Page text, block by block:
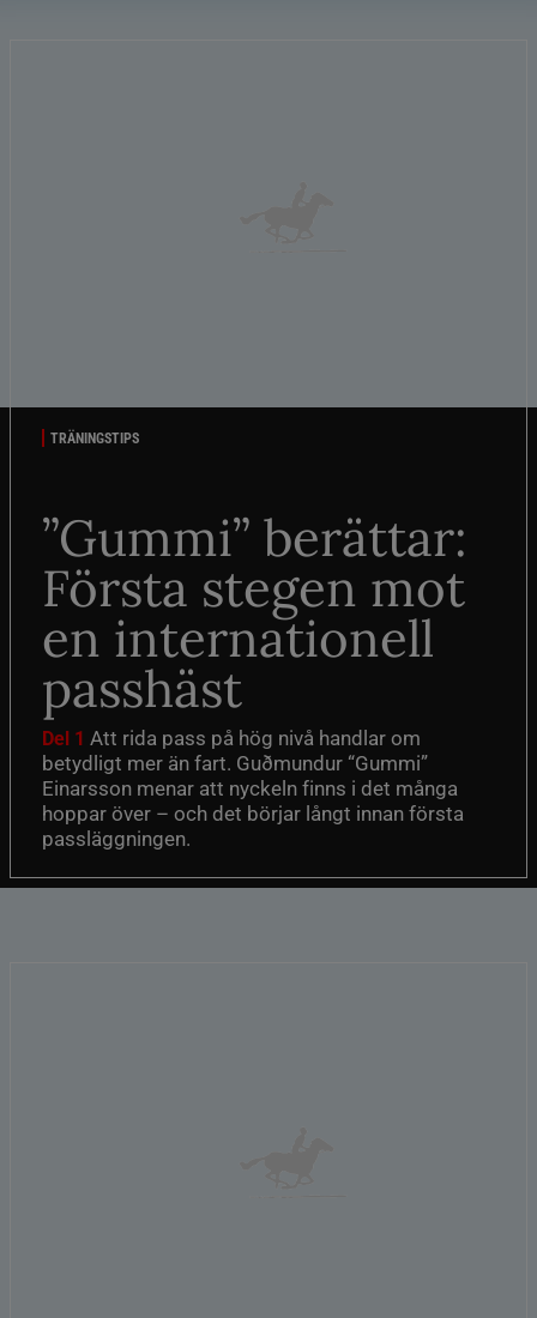
TRÄNINGSTIPS
”Gummi” berättar:
Första stegen mot
en internationell
passhäst
Del 1 Att rida pass på hög nivå handlar om
betydligt mer än fart. Guðmundur “Gummi”
Einarsson menar att nyckeln finns i det många
hoppar över – och det börjar långt innan första
passläggningen.